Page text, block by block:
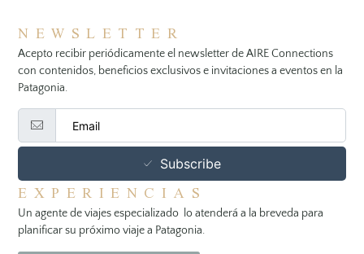
NEWSLETTER
Acepto recibir periódicamente el newsletter de AIRE Connections
con contenidos, beneficios exclusivos e invitaciones a eventos en la
Patagonia.
Subscribe
EXPERIENCIAS
Un agente de viajes especializado lo atenderá a la breveda para
planificar su próximo viaje a Patagonia.